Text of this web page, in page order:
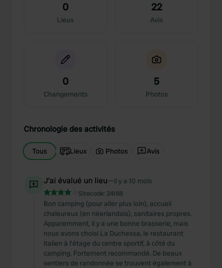
0
Lieux
22
Avis
0
Changements
5
Photos
Chronologie des activités
Tous Lieux Photos Avis
J'ai évalué un lieu—il y a 10 mois
Sitecode: 24188
Bon camping (pour aller plus loin), accueil
chaleureux (en néerlandais), sanitaires propres.
Apparemment, il y a une bonne brasserie, mais
nous avons choisi La Duchessa, le restaurant
italien à l'étage du centre sportif, à côté du
camping. Fortement recommandé. De beaux
sentiers de randonnée se trouvent également à